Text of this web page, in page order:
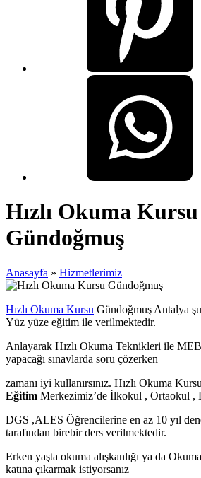
Hızlı Okuma Kursu
Gündoğmuş
Anasayfa » Hizmetlerimiz
Hızlı Okuma Kursu Gündoğmuş Antalya
Yüz yüze eğitim ile verilmektedir.
Anlayarak Hızlı Okuma Teknikleri ile
yapacağı sınavlarda soru çözerken
zamanı iyi kullanırsınız. Hızlı Okuma
Eğitim Merkezimiz’de İlkokul , Ortaokul ,
DGS ,ALES Öğrencilerine en az 10 yıl
tarafından birebir ders verilmektedir.
Erken yaşta okuma alışkanlığı ya da
katına çıkarmak istiyorsanız